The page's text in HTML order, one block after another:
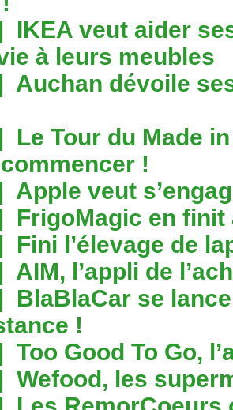
IKEA veut aider
à leurs meubles
Auchan dévoile
Le Tour du Made
!
Apple veut
FrigoMagic en
Fini l’élevage de
AIM, l’appli de
BlaBlaCar se
!
Too Good To Go,
Wefood, les